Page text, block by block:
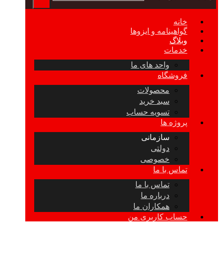
خانه
گواهینامه و ایزوها
وبلاگ
خدمات
واحد های ما
فروشگاه
محصولات
سبد خرید
تسویه حساب
پروژه ها
سازمانی
دولتی
خصوصی
تماس با ما
تماس با ما
درباره ما
همکاران ما
حساب کاربری من